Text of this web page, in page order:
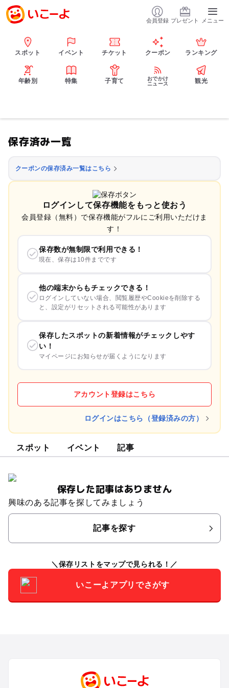
会員登録 プレゼント メニュー
スポット イベント チケット クーポン ランキング
年齢別 特集 子育て
おでかけ
ニュース
観光
保存済み一覧
クーポンの保存済み一覧はこちら
ログインして保存機能をもっと使おう
会員登録（無料）で保存機能がフルにご利用いただけま
す！
保存数が無制限で利用できる！
現在、保存は10件までです
他の端末からもチェックできる！
ログインしていない場合、閲覧履歴やCookieを削除する
と、設定がリセットされる可能性があります
保存したスポットの新着情報がチェックしやす
い！
マイページにお知らせが届くようになります
アカウント登録はこちら
ログインはこちら（登録済みの方）
スポット イベント 記事
保存した記事はありません
興味のある記事を探してみましょう
記事を探す
保存リストをマップで見られる！
いこーよアプリでさがす